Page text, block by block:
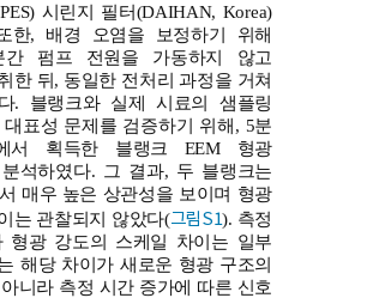
시린지 필터(DAIHAN, Korea)
한, 배경 오염을 보정하기 위해
간 펌프 전원을 가동하지 않고
한 뒤, 동일한 전처리 과정을 거쳐
. 블랭크와 실제 시료의 샘플링
표성 문제를 검증하기 위해, 5분
서 획득한 블랭크 EEM 형광
석하였다. 그 결과, 두 블랭크는
매우 높은 상관성을 보이며 형광
는 관찰되지 않았다(그림 S1). 측정
형광 강도의 스케일 차이는 일부
해당 차이가 새로운 형광 구조의
니라 측정 시간 증가에 따른 신호